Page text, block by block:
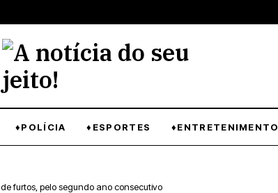
♦POLÍCIA ♦ESPORTES ♦ENTRETENIMENTO
furtos, pelo segundo ano consecutivo